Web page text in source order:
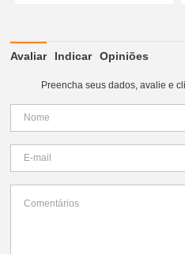
Avaliar Indicar Opiniões
Preencha seus dados, avalie e